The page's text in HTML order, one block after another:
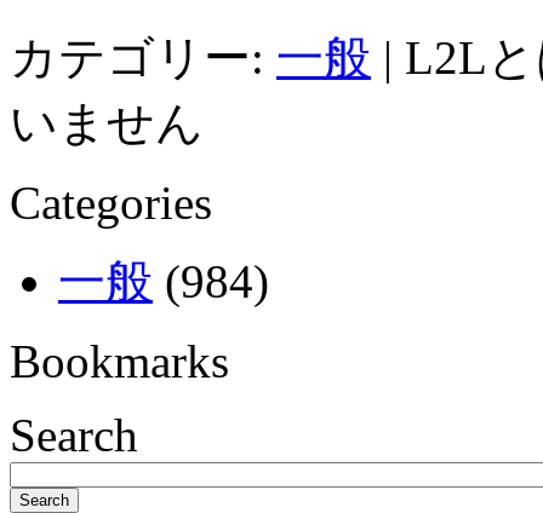
カテゴリー: 一般 | L2L
いません
Categories
一般 (984)
Bookmarks
Search
Search